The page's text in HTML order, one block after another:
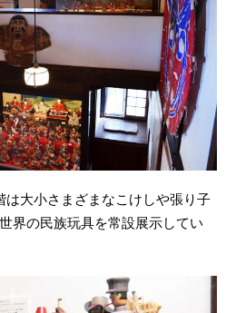
は大小さまざまなこけしや張り子
界の民族玩具を常設展示してい